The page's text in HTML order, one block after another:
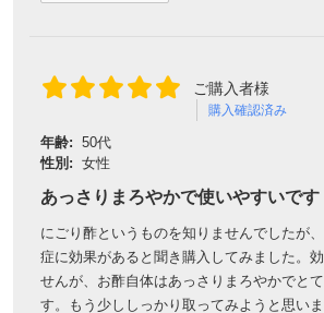
ご購入者様
購入確認済み
年齢: 50代
性別: 女性
あっさりまろやかで使いやすいです
にごり酢というものを知りませんでしたが
症に効果があると聞き購入してみました。
せんが、お酢自体はあっさりまろやかでと
す。もう少ししっかり取ってみようと思いま